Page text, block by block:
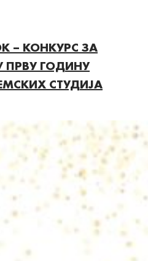
– КОНКУРС ЗА
ПРВУ ГОДИНУ
СТУДИЈА